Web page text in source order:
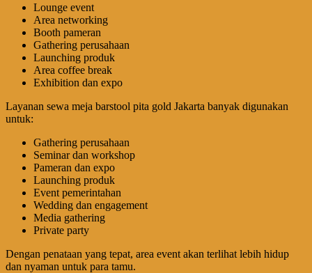
Lounge event
Area networking
Booth pameran
Gathering perusahaan
Launching produk
Area coffee break
Exhibition dan expo
Layanan sewa meja barstool pita gold Jakarta banyak digunakan
untuk:
Gathering perusahaan
Seminar dan workshop
Pameran dan expo
Launching produk
Event pemerintahan
Wedding dan engagement
Media gathering
Private party
Dengan penataan yang tepat, area event akan terlihat lebih hidup
dan nyaman untuk para tamu.